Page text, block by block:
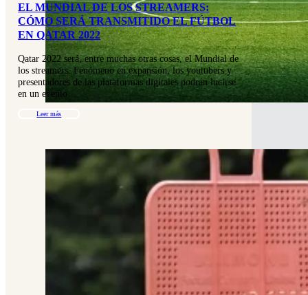
EL MUNDIAL DE LOS STREAMERS:
CÓMO SERÁ TRANSMITIDO EL FÚTBOL
EN QATAR 2022
Qatar 2022 será, entre muchas otras cosas, el Mundial de
los streamers. Fenómeno en expansión, los youtubers y
presentadores de las plataformas digitales podrán lucirse
en un evento…
Leer más